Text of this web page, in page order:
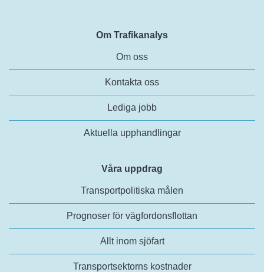
Om Trafikanalys
Om oss
Kontakta oss
Lediga jobb
Aktuella upphandlingar
Våra uppdrag
Transportpolitiska målen
Prognoser för vägfordonsflottan
Allt inom sjöfart
Transportsektorns kostnader